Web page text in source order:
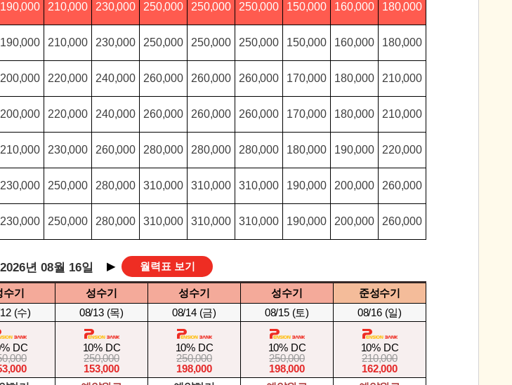
190,000 210,000 230,000 250,000 250,000 250,000 150,000 160,000 180,000
190,000 210,000 230,000 250,000 250,000 250,000 150,000 160,000 180,000
200,000 220,000 240,000 260,000 260,000 260,000 170,000 180,000 210,000
200,000 220,000 240,000 260,000 260,000 260,000 170,000 180,000 210,000
210,000 230,000 260,000 280,000 280,000 280,000 180,000 190,000 220,000
230,000 250,000 280,000 310,000 310,000 310,000 190,000 200,000 260,000
230,000 250,000 280,000 310,000 310,000 310,000 190,000 200,000 260,000